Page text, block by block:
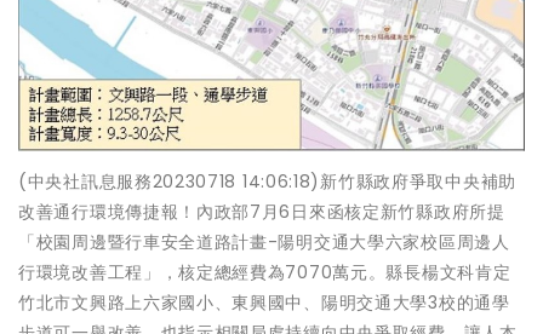
(中央社訊息服務20230718 14:06:18)新竹縣政府爭取中央補助
改善通行環境傳捷報！內政部7月6日來函核定新竹縣政府所提
「校園周邊暨行車安全道路計畫-陽明交通大學六家校區周邊人
行環境改善工程」，核定總經費為7070萬元。縣長楊文科肯定
竹北市文興路上六家國小、東興國中、陽明交通大學3校的通學